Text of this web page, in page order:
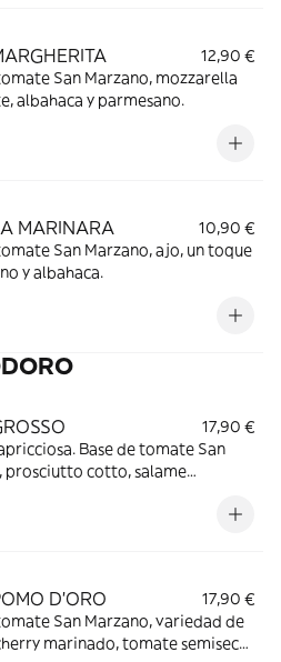
12,90 €
San Marzano, mozzarella
albahaca y parmesano.
MARINARA
10,90 €
San Marzano, ajo, un toque
y albahaca.
17,90 €
Base de tomate San
prosciutto cotto, salame
D'ORO
17,90 €
San Marzano, variedad de
marinado, tomate semiseco,